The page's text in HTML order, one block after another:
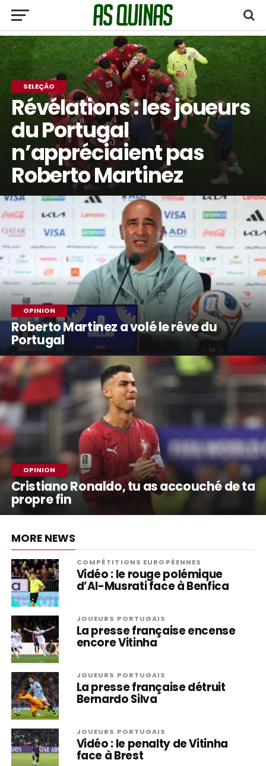
SELEÇÃO
Révélations : les joueurs
du Portugal
n’appréciaient pas
Roberto Martinez
OPINION
Roberto Martinez a volé le rêve du
Portugal
OPINION
Cristiano Ronaldo, tu as accouché de ta
propre fin
MORE NEWS
COMPÉTITIONS EUROPÉENNES
Vidéo : le rouge polémique
d’Al-Musrati face à Benfica
JOUEURS PORTUGAIS
La presse française encense
encore Vitinha
JOUEURS PORTUGAIS
La presse française détruit
Bernardo Silva
JOUEURS PORTUGAIS
Vidéo : le penalty de Vitinha
face à Brest